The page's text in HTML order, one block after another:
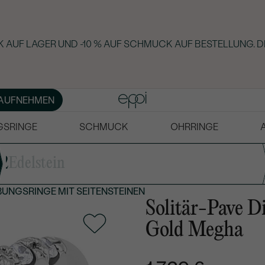
AUF LAGER UND -10 % AUF SCHMUCK AUF BESTELLUNG.
SCHMUCK OHRRINGE
2
MIT SEITENSTEINEN
Solitär-Pave
Gold Megha